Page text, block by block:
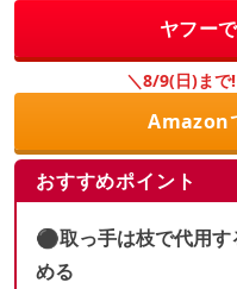
ヤフー
＼8/9(日)まで
Amazon
おすすめポイント
⚫︎取っ手は枝で代用す
める